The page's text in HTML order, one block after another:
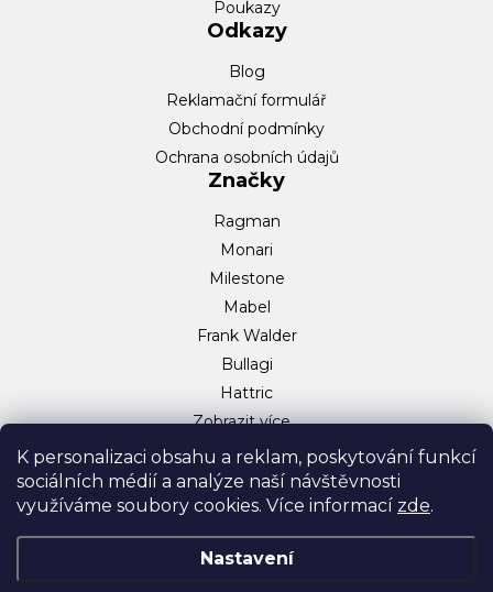
K personalizaci obsahu a reklam, poskytování funkcí
sociálních médií a analýze naší návštěvnosti
využíváme soubory cookies. Více informací zde.
Nastavení
Poukazy
Odkazy
Blog
Reklamační formulář
Obchodní podmínky
Ochrana osobních údajů
Značky
Ragman
Monari
Milestone
Mabel
Frank Walder
Bullagi
Hattric
Zobrazit více…
Sociální sítě
Facebook
Instagram
TikTok